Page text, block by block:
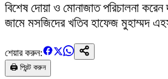
‎বিশেষ দোয়া ও মোনাজাত পরিচালনা করেন
জামে মসজিদের খতিব হাফেজ মুহাম্মদ
শেয়ার করুন:
🖨️ প্রিন্ট করুন